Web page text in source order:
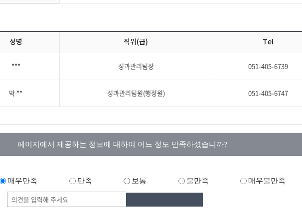
성명 직위(급) Tel
*** 성과관리팀장 051-405-6739
박 ** 성과관리팀원(행정원) 051-405-6747
페이지에서 제공하는 정보에 대하여 어느 정도 만족하셨습니까?
매우만족 만족 보통 불만족 매우불만족